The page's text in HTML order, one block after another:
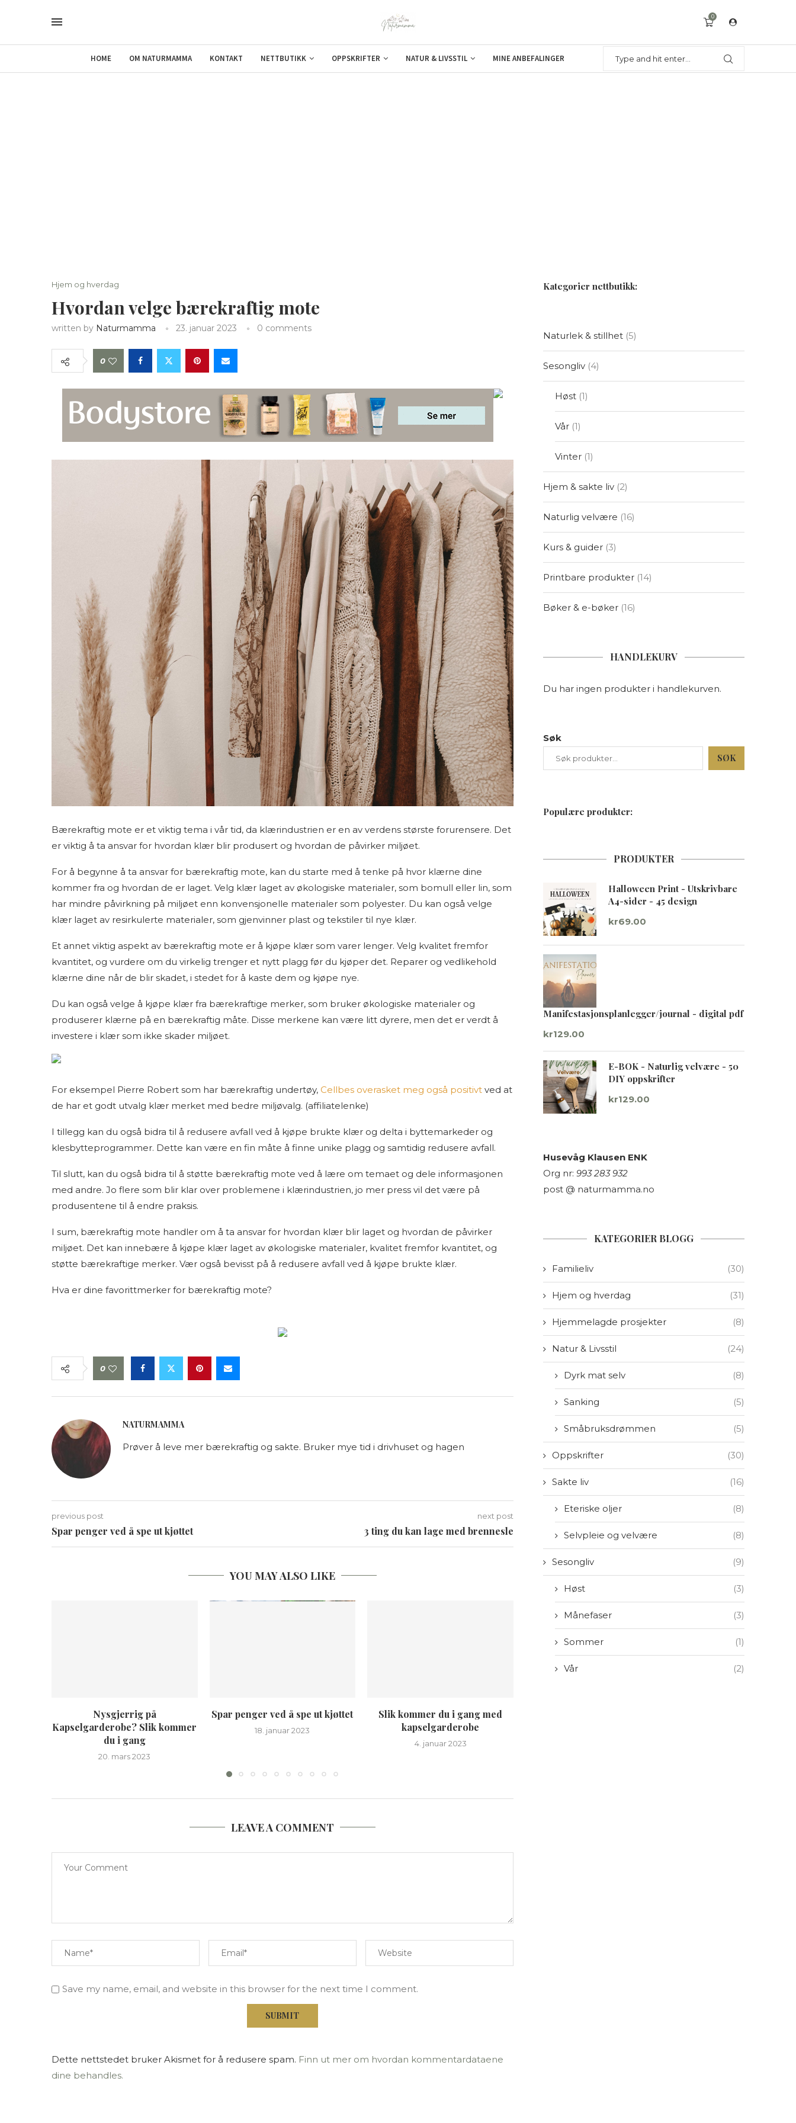
0
HOME OM NATURMAMMA KONTAKT NETTBUTIKK OPPSKRIFTER NATUR & LIVSSTIL MINE ANBEFALINGER
Hjem og hverdag
Hvordan velge bærekraftig mote
written by Naturmamma 23. januar 2023 0 comments
0
Bærekraftig mote er et viktig tema i vår tid, da klærindustrien er en av verdens største forurensere. Det
er viktig å ta ansvar for hvordan klær blir produsert og hvordan de påvirker miljøet.
For å begynne å ta ansvar for bærekraftig mote, kan du starte med å tenke på hvor klærne dine
kommer fra og hvordan de er laget. Velg klær laget av økologiske materialer, som bomull eller lin, som
har mindre påvirkning på miljøet enn konvensjonelle materialer som polyester. Du kan også velge
klær laget av resirkulerte materialer, som gjenvinner plast og tekstiler til nye klær.
Et annet viktig aspekt av bærekraftig mote er å kjøpe klær som varer lenger. Velg kvalitet fremfor
kvantitet, og vurdere om du virkelig trenger et nytt plagg før du kjøper det. Reparer og vedlikehold
klærne dine når de blir skadet, i stedet for å kaste dem og kjøpe nye.
Du kan også velge å kjøpe klær fra bærekraftige merker, som bruker økologiske materialer og
produserer klærne på en bærekraftig måte. Disse merkene kan være litt dyrere, men det er verdt å
investere i klær som ikke skader miljøet.
For eksempel Pierre Robert som har bærekraftig undertøy, Cellbes overasket meg også positivt ved at
de har et godt utvalg klær merket med bedre miljøvalg. (affiliatelenke)
I tillegg kan du også bidra til å redusere avfall ved å kjøpe brukte klær og delta i byttemarkeder og
klesbytteprogrammer. Dette kan være en fin måte å finne unike plagg og samtidig redusere avfall.
Til slutt, kan du også bidra til å støtte bærekraftig mote ved å lære om temaet og dele informasjonen
med andre. Jo flere som blir klar over problemene i klærindustrien, jo mer press vil det være på
produsentene til å endre praksis.
I sum, bærekraftig mote handler om å ta ansvar for hvordan klær blir laget og hvordan de påvirker
miljøet. Det kan innebære å kjøpe klær laget av økologiske materialer, kvalitet fremfor kvantitet, og
støtte bærekraftige merker. Vær også bevisst på å redusere avfall ved å kjøpe brukte klær.
Hva er dine favorittmerker for bærekraftig mote?
0
NATURMAMMA
Prøver å leve mer bærekraftig og sakte. Bruker mye tid i drivhuset og hagen
previous post
Spar penger ved å spe ut kjøttet
next post
3 ting du kan lage med brennesle
YOU MAY ALSO LIKE
Nysgjerrig på
Kapselgarderobe? Slik kommer
du i gang
20. mars 2023
Spar penger ved å spe ut kjøttet
18. januar 2023
Slik kommer du i gang med
kapselgarderobe
4. januar 2023
LEAVE A COMMENT
Save my name, email, and website in this browser for the next time I comment.
Dette nettstedet bruker Akismet for å redusere spam. Finn ut mer om hvordan kommentardataene
dine behandles.
Kategorier nettbutikk:
Naturlek & stillhet 5
Sesongliv 4
Høst 1
Vår 1
Vinter 1
Hjem & sakte liv 2
Naturlig velvære 16
Kurs & guider 3
Printbare produkter 14
Bøker & e-bøker 16
HANDLEKURV
Du har ingen produkter i handlekurven.
Søk
SØK
Populære produkter:
PRODUKTER
Halloween Print - Utskrivbare
A4-sider - 45 design
kr69.00
Manifestasjonsplanlegger/journal - digital pdf
kr129.00
E-BOK - Naturlig velvære - 50
DIY oppskrifter
kr129.00
Husevåg Klausen ENK
Org nr: 993 283 932
post @ naturmamma.no
KATEGORIER BLOGG
Familieliv (30)
Hjem og hverdag (31)
Hjemmelagde prosjekter (8)
Natur & Livsstil (24)
Dyrk mat selv (8)
Sanking (5)
Småbruksdrømmen (5)
Oppskrifter (30)
Sakte liv (16)
Eteriske oljer (8)
Selvpleie og velvære (8)
Sesongliv (9)
Høst (3)
Månefaser (3)
Sommer (1)
Vår (2)